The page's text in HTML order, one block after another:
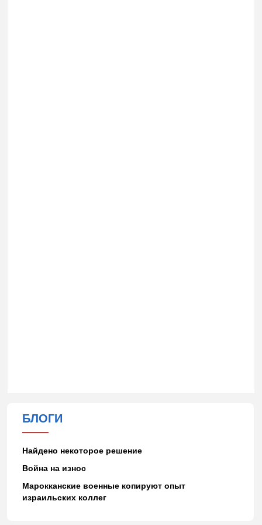
БЛОГИ
Найдено некоторое решение
Война на износ
Марокканские военные копируют опыт
израильских коллег